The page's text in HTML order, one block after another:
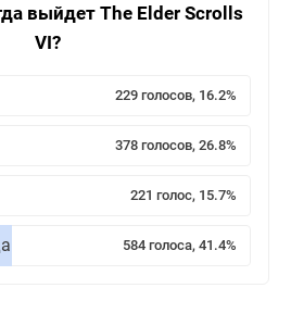
выйдет The Elder Scrolls
VI?
229 голосов, 16.2%
378 голосов, 26.8%
221 голос, 15.7%
584 голоса, 41.4%